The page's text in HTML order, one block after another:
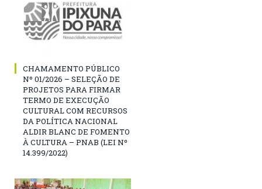
CHAMAMENTO PÚBLICO
Nº 01/2026 – SELEÇÃO DE
PROJETOS PARA FIRMAR
TERMO DE EXECUÇÃO
CULTURAL COM RECURSOS
DA POLÍTICA NACIONAL
ALDIR BLANC DE FOMENTO
À CULTURA – PNAB (LEI Nº
14.399/2022)